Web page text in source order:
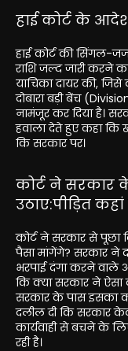
हाई कोर्ट के
हाई कोर्ट की सिंगल-
राशि जल्द जारी करने
याचिका दायर की,
दोबारा बड़ी बेंच
नामंजूर कर दिया है।
हवाला देते हुए कहा कि
कि सरकार पर।
कोर्ट ने सरकार
उठाए:पीड़ित
कोर्ट ने सरकार से पूछा
पैसा मांगेंगे? सरकार ने
भरपाई दंगा करने वाले
कि क्या सरकार ने ऐसा
सरकार के पास इसका
दलील दी कि सरकार
कार्यवाही से बचने के
रही है।